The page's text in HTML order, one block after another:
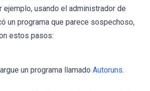
ejemplo, usando el administrador de
un programa que parece sospechoso,
estos pasos:
un programa llamado Autoruns.